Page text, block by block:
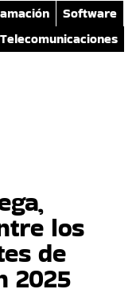
Software
Telecomunicaciones
los
de
2025